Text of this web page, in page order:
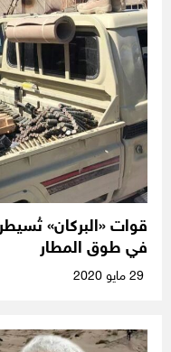
قوات «البركان»
في طوق المطار